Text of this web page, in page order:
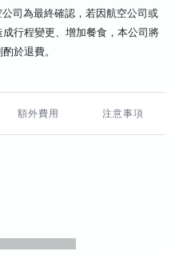
司為最終確認，若因航空公司或
行程變更、增加餐食，本公司將
於退費。
額外費用 注意事項